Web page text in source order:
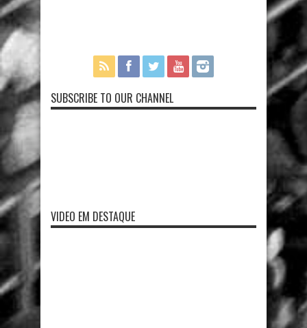
SUBSCRIBE TO OUR CHANNEL
VIDEO EM DESTAQUE